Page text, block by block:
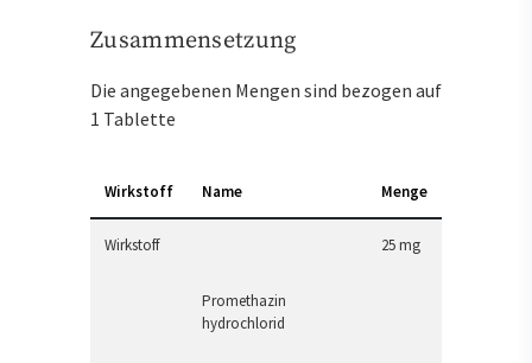
Zusammensetzung
Die angegebenen Mengen sind bezogen auf
1 Tablette
Wirkstoff Name Menge
Wirkstoff
Promethazin
hydrochlorid
25 mg